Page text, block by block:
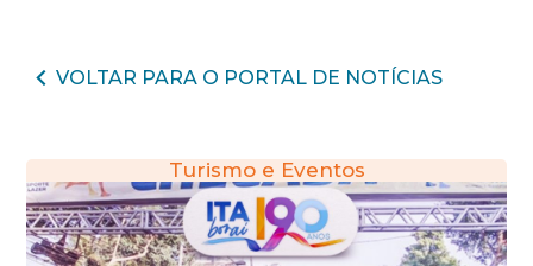
VOLTAR PARA O PORTAL DE NOTÍCIAS
Turismo e Eventos